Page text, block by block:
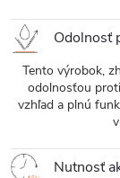
Odolnosť
Tento výrobok,
odolnosťou
vzhľad a plnú
Nutnosť